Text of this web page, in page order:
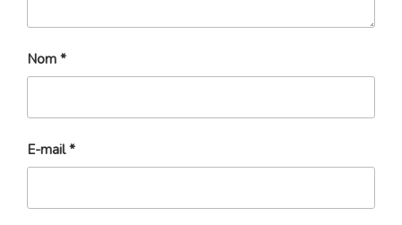
Nom *
E-mail*